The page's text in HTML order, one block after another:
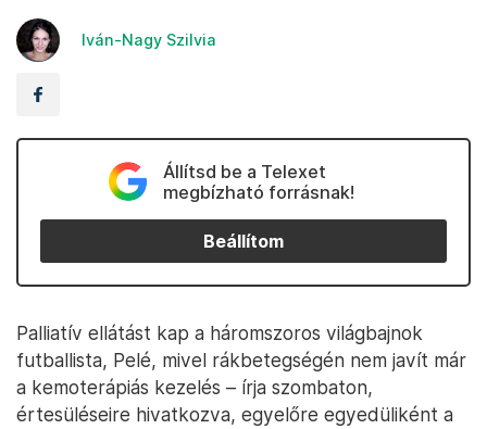
Iván-Nagy Szilvia
Állítsd be a Telexet
megbízható forrásnak!
Beállítom
Palliatív ellátást kap a háromszoros világbajnok
futballista, Pelé, mivel rákbetegségén nem javít már
a kemoterápiás kezelés – írja szombaton,
értesüléseire hivatkozva, egyelőre egyedüliként a